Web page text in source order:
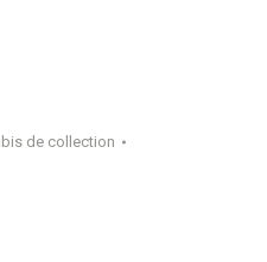
de collection